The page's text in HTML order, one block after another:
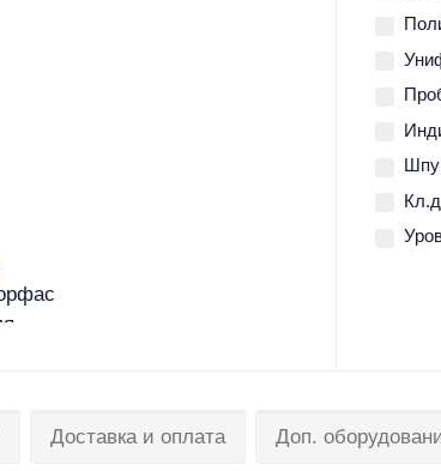
Доставка и оплата Доп.